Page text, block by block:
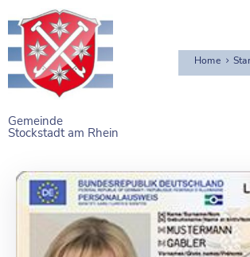
Gemeinde
Stockstadt am Rhein
STARTSEITE
BÜRGERSERVICE
EINRICHTUNGEN
NAHERHOLUNG
FREIZEITEINRICHTUNGEN
Home